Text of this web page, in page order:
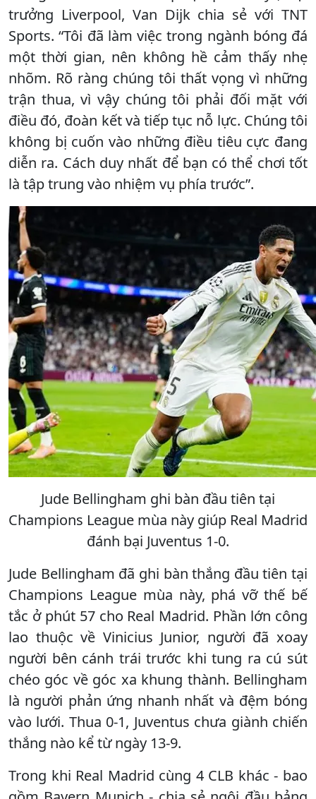
trưởng Liverpool, Van Dijk chia sẻ với TNT
Sports. “Tôi đã làm việc trong ngành bóng đá
một thời gian, nên không hề cảm thấy nhẹ
nhõm. Rõ ràng chúng tôi thất vọng vì những
trận thua, vì vậy chúng tôi phải đối mặt với
điều đó, đoàn kết và tiếp tục nỗ lực. Chúng tôi
không bị cuốn vào những điều tiêu cực đang
diễn ra. Cách duy nhất để bạn có thể chơi tốt
là tập trung vào nhiệm vụ phía trước”.
Jude Bellingham ghi bàn đầu tiên tại
Champions League mùa này giúp Real Madrid
đánh bại Juventus 1-0.
Jude Bellingham đã ghi bàn thắng đầu tiên tại
Champions League mùa này, phá vỡ thế bế
tắc ở phút 57 cho Real Madrid. Phần lớn công
lao thuộc về Vinicius Junior, người đã xoay
người bên cánh trái trước khi tung ra cú sút
chéo góc về góc xa khung thành. Bellingham
là người phản ứng nhanh nhất và đệm bóng
vào lưới. Thua 0-1, Juventus chưa giành chiến
thắng nào kể từ ngày 13-9.
Trong khi Real Madrid cùng 4 CLB khác - bao